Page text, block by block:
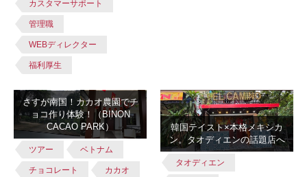
カスタマーサポート
管理職
WEBディレクター
福利厚生
さすが南国！カカオ農園でチ
ョコ作り体験！（BINON
CACAO PARK）
ツアー ベトナム
チョコレート カカオ
韓国テイスト×本格メキシカ
ン。タオディエンの話題店へ
タオディエン